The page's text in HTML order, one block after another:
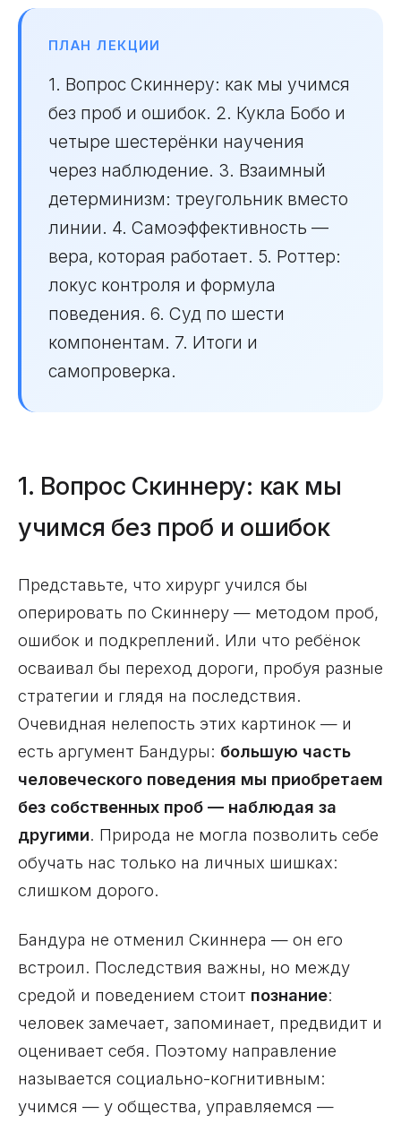
ПЛАН ЛЕКЦИИ
1. Вопрос Скиннеру: как мы учимся
без проб и ошибок. 2. Кукла Бобо и
четыре шестерёнки научения
через наблюдение. 3. Взаимный
детерминизм: треугольник вместо
линии. 4. Самоэффективность —
вера, которая работает. 5. Роттер:
локус контроля и формула
поведения. 6. Суд по шести
компонентам. 7. Итоги и
самопроверка.
1. Вопрос Скиннеру: как мы
учимся без проб и ошибок
Представьте, что хирург учился бы
оперировать по Скиннеру — методом проб,
ошибок и подкреплений. Или что ребёнок
осваивал бы переход дороги, пробуя разные
стратегии и глядя на последствия.
Очевидная нелепость этих картинок — и
есть аргумент Бандуры: большую часть
человеческого поведения мы приобретаем
без собственных проб — наблюдая за
другими. Природа не могла позволить себе
обучать нас только на личных шишках:
слишком дорого.
Бандура не отменил Скиннера — он его
встроил. Последствия важны, но между
средой и поведением стоит познание:
человек замечает, запоминает, предвидит и
оценивает себя. Поэтому направление
называется социально-когнитивным:
учимся — у общества, управляемся —